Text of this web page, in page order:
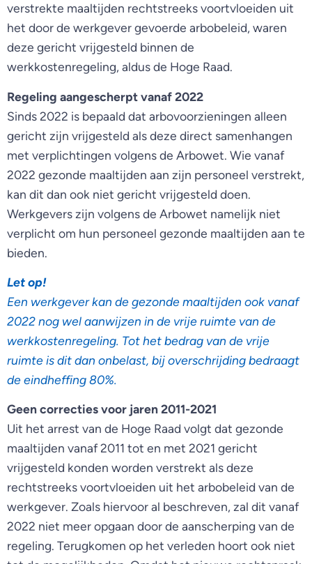
verstrekte maaltijden rechtstreeks voortvloeiden uit
het door de werkgever gevoerde arbobeleid, waren
deze gericht vrijgesteld binnen de
werkkostenregeling, aldus de Hoge Raad.
Regeling aangescherpt vanaf 2022
Sinds 2022 is bepaald dat arbovoorzieningen alleen
gericht zijn vrijgesteld als deze direct samenhangen
met verplichtingen volgens de Arbowet. Wie vanaf
2022 gezonde maaltijden aan zijn personeel verstrekt,
kan dit dan ook niet gericht vrijgesteld doen.
Werkgevers zijn volgens de Arbowet namelijk niet
verplicht om hun personeel gezonde maaltijden aan te
bieden.
Let op!
Een werkgever kan de gezonde maaltijden ook vanaf
2022 nog wel aanwijzen in de vrije ruimte van de
werkkostenregeling. Tot het bedrag van de vrije
ruimte is dit dan onbelast, bij overschrijding bedraagt
de eindheffing 80%.
Geen correcties voor jaren 2011-2021
Uit het arrest van de Hoge Raad volgt dat gezonde
maaltijden vanaf 2011 tot en met 2021 gericht
vrijgesteld konden worden verstrekt als deze
rechtstreeks voortvloeiden uit het arbobeleid van de
werkgever. Zoals hiervoor al beschreven, zal dit vanaf
2022 niet meer opgaan door de aanscherping van de
regeling. Terugkomen op het verleden hoort ook niet